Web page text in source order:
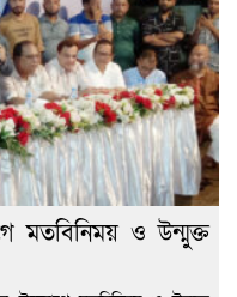
মতবিনিময় ও উন্মুক্ত